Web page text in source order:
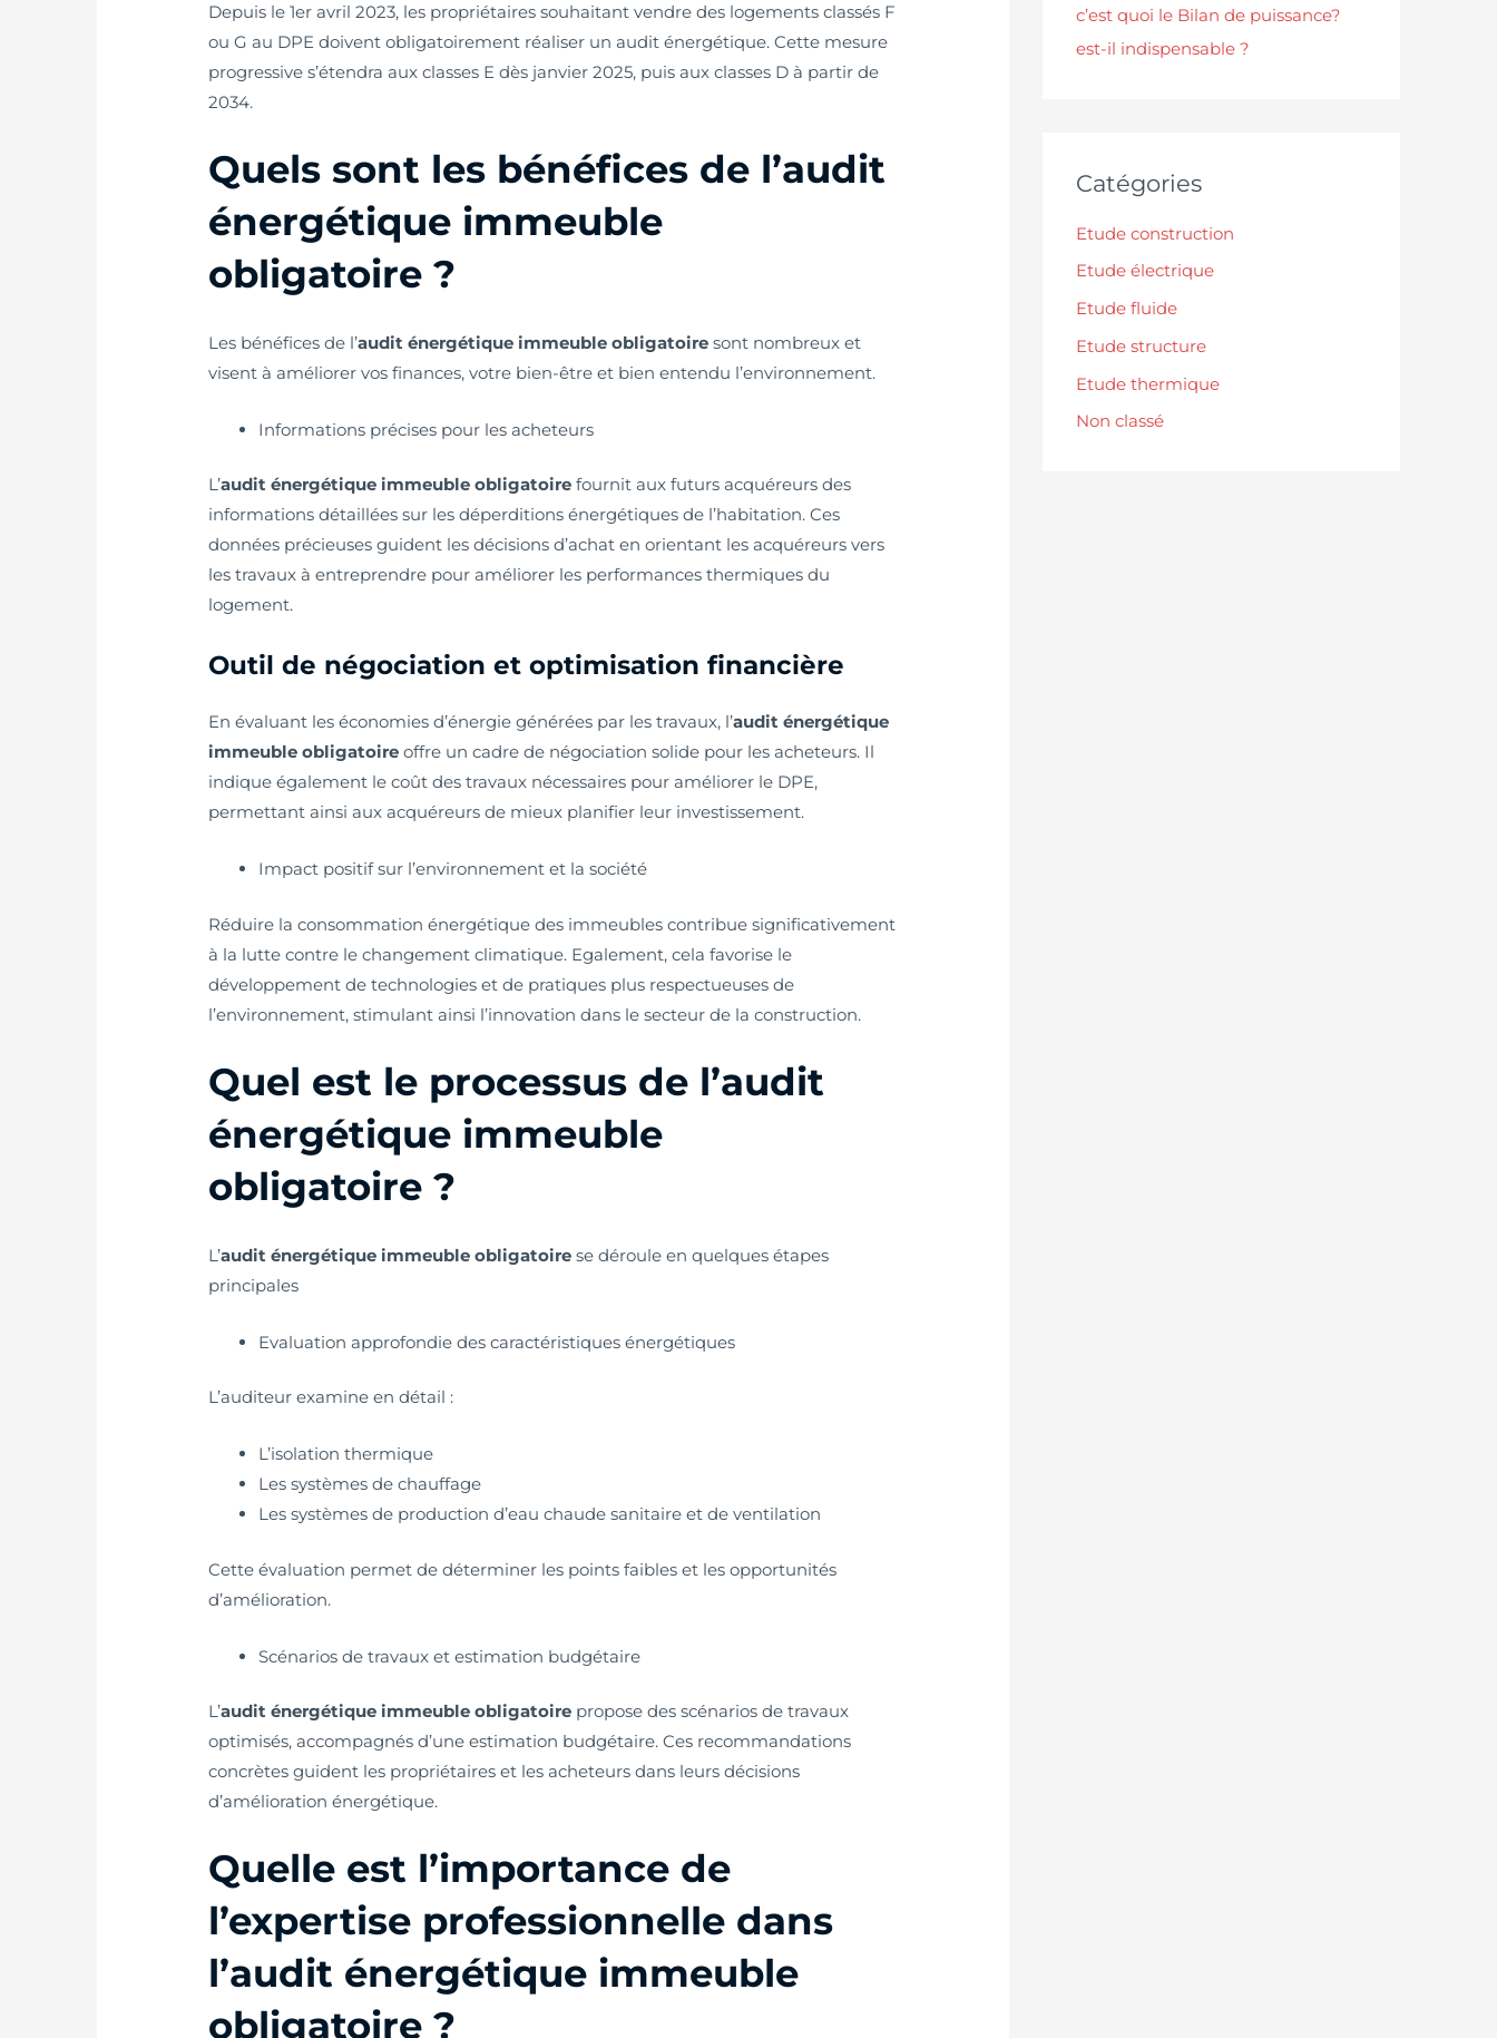
Depuis le 1er avril 2023, les propriétaires souhaitant vendre des logements classés F
ou G au DPE doivent obligatoirement réaliser un audit énergétique. Cette mesure
progressive s’étendra aux classes E dès janvier 2025, puis aux classes D à partir de
2034.
Quels sont les bénéfices de l’audit
énergétique immeuble
obligatoire ?
Les bénéfices de l’audit énergétique immeuble obligatoire sont nombreux et
visent à améliorer vos finances, votre bien-être et bien entendu l’environnement.
Informations précises pour les acheteurs
L’audit énergétique immeuble obligatoire fournit aux futurs acquéreurs des
informations détaillées sur les déperditions énergétiques de l’habitation. Ces
données précieuses guident les décisions d’achat en orientant les acquéreurs vers
les travaux à entreprendre pour améliorer les performances thermiques du
logement.
Outil de négociation et optimisation financière
En évaluant les économies d’énergie générées par les travaux, l’audit énergétique
immeuble obligatoire offre un cadre de négociation solide pour les acheteurs. Il
indique également le coût des travaux nécessaires pour améliorer le DPE,
permettant ainsi aux acquéreurs de mieux planifier leur investissement.
Impact positif sur l’environnement et la société
Réduire la consommation énergétique des immeubles contribue significativement
à la lutte contre le changement climatique. Egalement, cela favorise le
développement de technologies et de pratiques plus respectueuses de
l’environnement, stimulant ainsi l’innovation dans le secteur de la construction.
Quel est le processus de l’audit
énergétique immeuble
obligatoire ?
L’audit énergétique immeuble obligatoire se déroule en quelques étapes
principales
Evaluation approfondie des caractéristiques énergétiques
L’auditeur examine en détail :
L’isolation thermique
Les systèmes de chauffage
Les systèmes de production d’eau chaude sanitaire et de ventilation
Cette évaluation permet de déterminer les points faibles et les opportunités
d’amélioration.
Scénarios de travaux et estimation budgétaire
L’audit énergétique immeuble obligatoire propose des scénarios de travaux
optimisés, accompagnés d’une estimation budgétaire. Ces recommandations
concrètes guident les propriétaires et les acheteurs dans leurs décisions
d’amélioration énergétique.
Quelle est l’importance de
l’expertise professionnelle dans
l’audit énergétique immeuble
obligatoire ?
c’est quoi le Bilan de puissance?
est-il indispensable ?
Catégories
Etude construction
Etude électrique
Etude fluide
Etude structure
Etude thermique
Non classé